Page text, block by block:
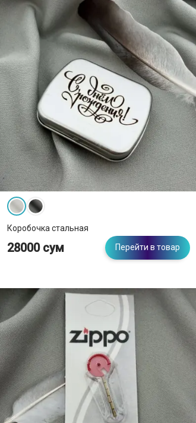
Бренд
Zippo
Материал
Нержавеющая сталь
Дерево
Металл
Коробочка стальная
28000 сум Перейти в товар